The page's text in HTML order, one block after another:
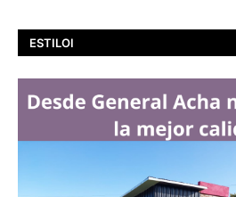
ESTILOI